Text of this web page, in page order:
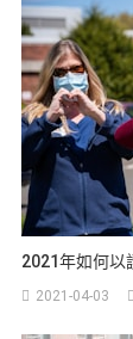
2021年如何以
2021-04-03